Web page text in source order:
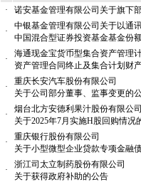
·
诺安基金管理有限公司关于旗下
·
中银基金管理有限公司关于以通
中国混合型证券投资基金基金份
·
海通现金宝货币型集合资产管理
资产管理合同终止及集合计划财
·
重庆长安汽车股份有限公司
关于公司部分董事、监事变更的
·
烟台北方安德利果汁股份有限公司
关于2025年7月实施H股回购情况
·
重庆银行股份有限公司
关于小型微型企业贷款专项金融
·
浙江司太立制药股份有限公司
关于获得政府补助的公告